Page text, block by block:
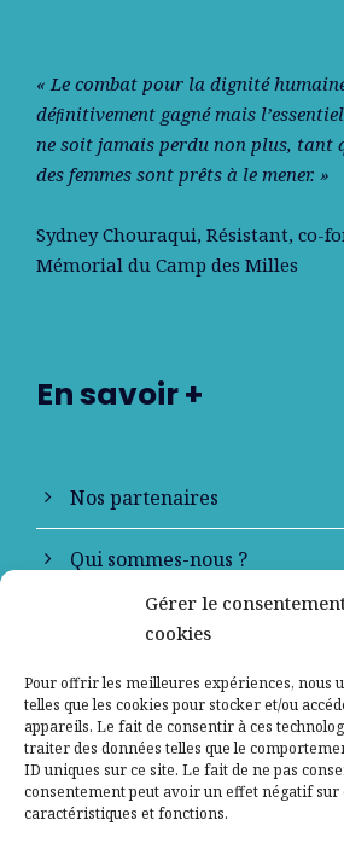
Gérer le
cookies
Pour offrir les meilleures expériences, nous
telles que les cookies pour stocker et/ou
appareils. Le fait de consentir à ces
traiter des données telles que le
ID uniques sur ce site. Le fait de ne pas
consentement peut avoir un effet négatif sur
caractéristiques et fonctions.
« Le combat pour la dignité
déﬁnitivement gagné mais
ne soit jamais perdu non plus, tant
des femmes sont prêts à le mener. »
Sydney Chouraqui, Résistant, co-
Mémorial du Camp des Milles
En savoir +
Nos partenaires
Qui sommes-nous ?
Contactez-nous
Mentions légales
Politique de confidentialité